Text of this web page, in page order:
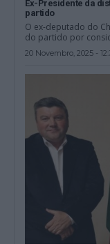
Ex-Presidente da
partido
O ex-deputado do
do partido por
20 Novembro, 2025 -